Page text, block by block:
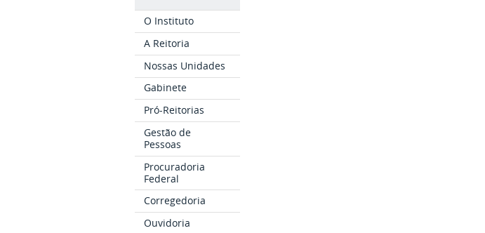
O Instituto
A Reitoria
Nossas Unidades
Gabinete
Pró-Reitorias
Gestão de
Pessoas
Procuradoria
Federal
Corregedoria
Ouvidoria